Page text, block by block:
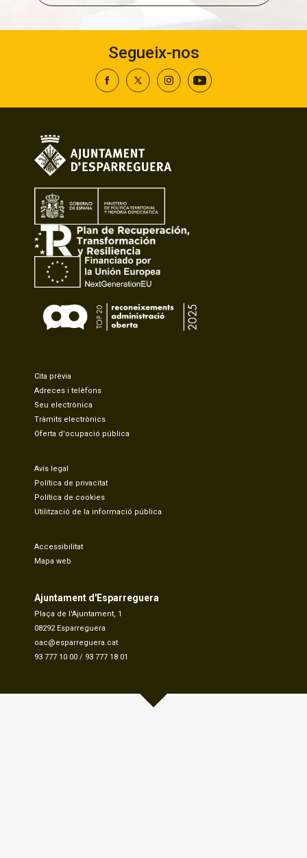
Segueix-nos
Cita prèvia
Adreces i telèfons
Seu electrònica
Tràmits electrònics
Oferta d'ocupació pública
Avís legal
Política de privacitat
Política de cookies
Utilització de la informació pública
Accessibilitat
Mapa web
Ajuntament d'Esparreguera
Plaça de l'Ajuntament, 1
08292 Esparreguera
oac@esparreguera.cat
93 777 10 00 / 93 777 18 01